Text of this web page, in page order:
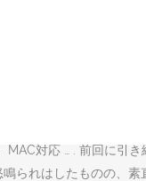
て、そういうリスク
対応 …
. 前回に引
られはしたものの、